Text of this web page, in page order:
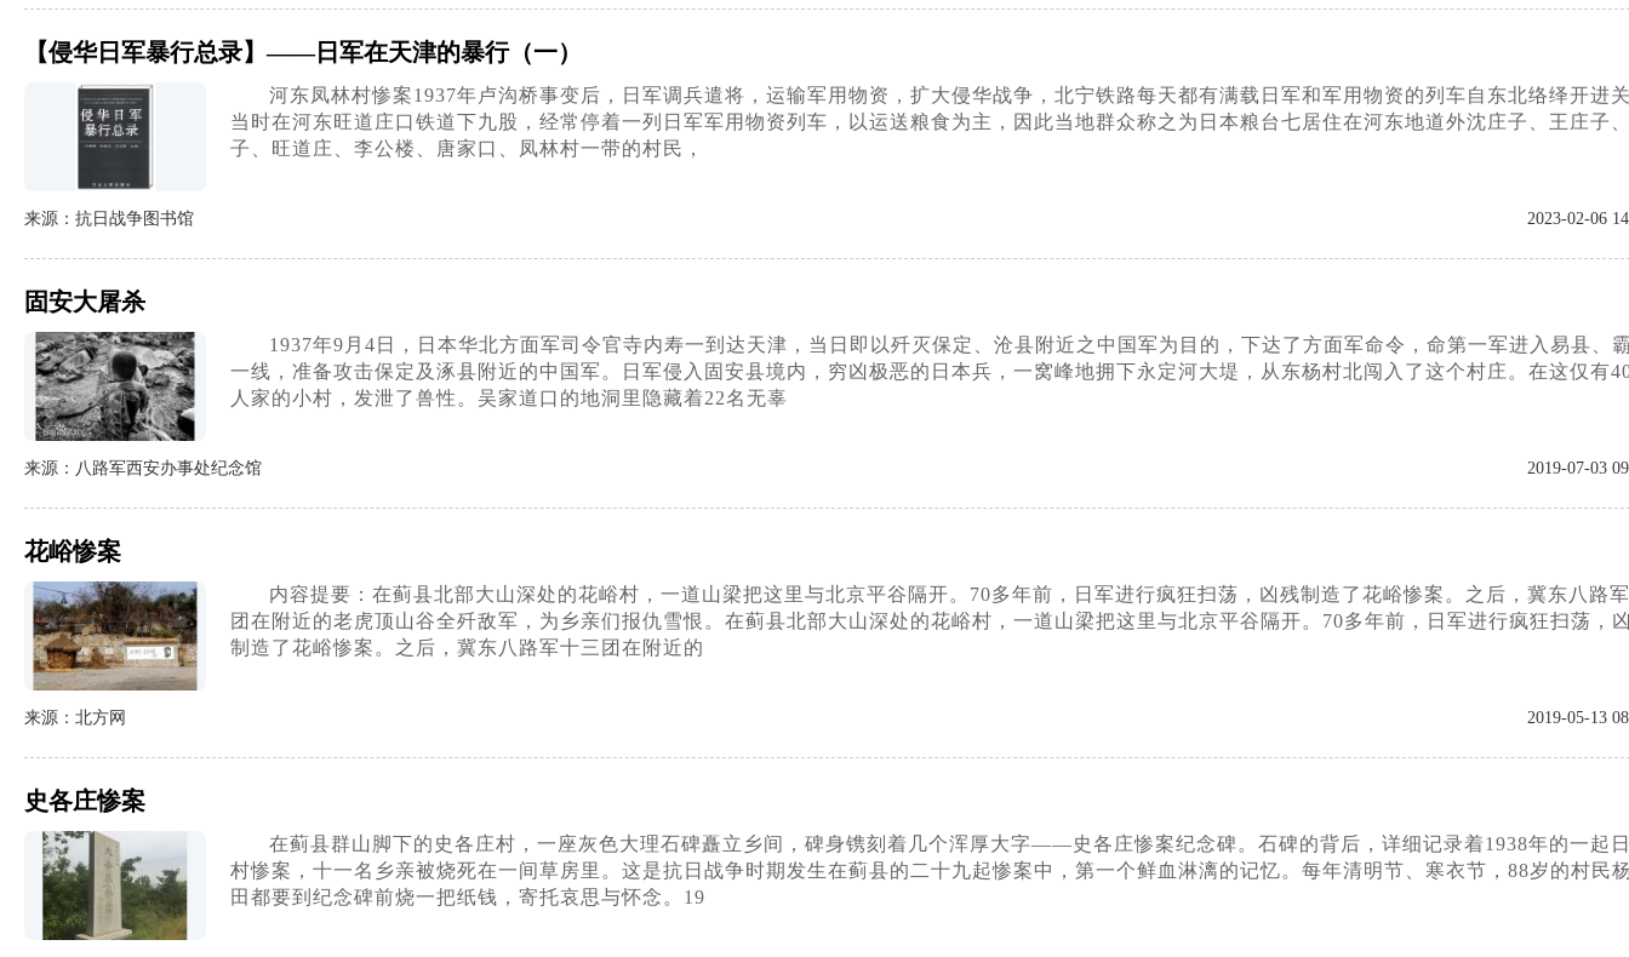
【侵华日军暴行总录】——日军在天津的暴行（一）
河东凤林村惨案1937年卢沟桥事变后，日军调兵遣将，运输军用物资，扩大侵华战争，北宁铁路每天都有满载日军和军用物资的列车自东北络绎开进
当时在河东旺道庄口铁道下九股，经常停着一列日军军用物资列车，以运送粮食为主，因此当地群众称之为日本粮台七居住在河东地道外沈庄子、王庄子
子、旺道庄、李公楼、唐家口、凤林村一带的村民，
来源：抗日战争图书馆 2023-02-06
固安大屠杀
1937年9月4日，日本华北方面军司令官寺内寿一到达天津，当日即以歼灭保定、沧县附近之中国军为目的，下达了方面军命令，命第一军进入易县、
一线，准备攻击保定及涿县附近的中国军。日军侵入固安县境内，穷凶极恶的日本兵，一窝峰地拥下永定河大堤，从东杨村北闯入了这个村庄。在这仅有
人家的小村，发泄了兽性。吴家道口的地洞里隐藏着22名无辜
来源：八路军西安办事处纪念馆 2019-07-03
花峪惨案
内容提要：在蓟县北部大山深处的花峪村，一道山梁把这里与北京平谷隔开。70多年前，日军进行疯狂扫荡，凶残制造了花峪惨案。之后，冀东八路
团在附近的老虎顶山谷全歼敌军，为乡亲们报仇雪恨。在蓟县北部大山深处的花峪村，一道山梁把这里与北京平谷隔开。70多年前，日军进行疯狂扫荡，
制造了花峪惨案。之后，冀东八路军十三团在附近的
来源：北方网 2019-05-13
史各庄惨案
在蓟县群山脚下的史各庄村，一座灰色大理石碑矗立乡间，碑身镌刻着几个浑厚大字——史各庄惨案纪念碑。石碑的背后，详细记录着1938年的一起
村惨案，十一名乡亲被烧死在一间草房里。这是抗日战争时期发生在蓟县的二十九起惨案中，第一个鲜血淋漓的记忆。每年清明节、寒衣节，88岁的村民
田都要到纪念碑前烧一把纸钱，寄托哀思与怀念。19